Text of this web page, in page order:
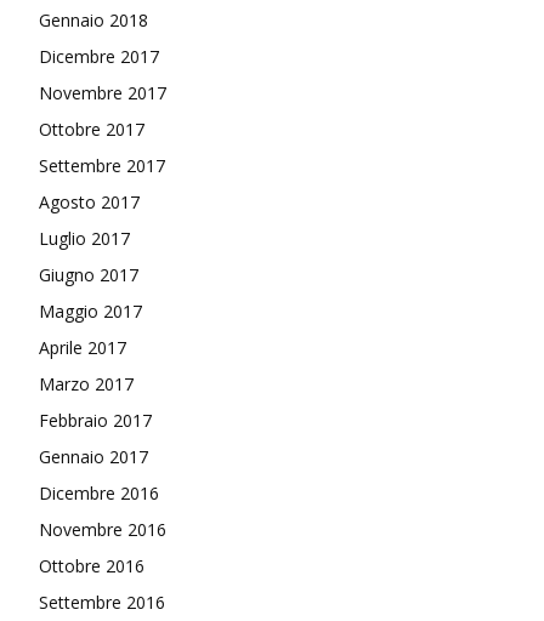
Gennaio 2018
Dicembre 2017
Novembre 2017
Ottobre 2017
Settembre 2017
Agosto 2017
Luglio 2017
Giugno 2017
Maggio 2017
Aprile 2017
Marzo 2017
Febbraio 2017
Gennaio 2017
Dicembre 2016
Novembre 2016
Ottobre 2016
Settembre 2016